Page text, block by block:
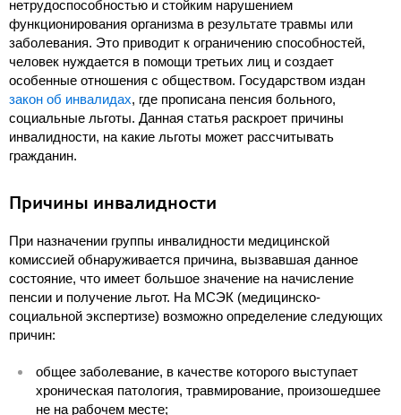
нетрудоспособностью и стойким нарушением
функционирования организма в результате травмы или
заболевания. Это приводит к ограничению способностей,
человек нуждается в помощи третьих лиц и создает
особенные отношения с обществом. Государством издан
закон об инвалидах, где прописана пенсия больного,
социальные льготы. Данная статья раскроет причины
инвалидности, на какие льготы может рассчитывать
гражданин.
Причины инвалидности
При назначении группы инвалидности медицинской
комиссией обнаруживается причина, вызвавшая данное
состояние, что имеет большое значение на начисление
пенсии и получение льгот. На МСЭК (медицинско-
социальной экспертизе) возможно определение следующих
причин:
общее заболевание, в качестве которого выступает
хроническая патология, травмирование, произошедшее
не на рабочем месте;